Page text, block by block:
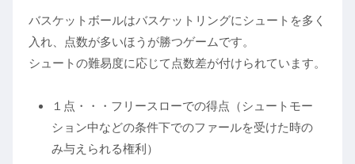
バスケットボールはバスケットリングにシュートを多く
入れ、点数が多いほうが勝つゲームです。
シュートの難易度に応じて点数差が付けられています。
１点・・・フリースローでの得点（シュートモー
ション中などの条件下でのファールを受けた時の
み与えられる権利）